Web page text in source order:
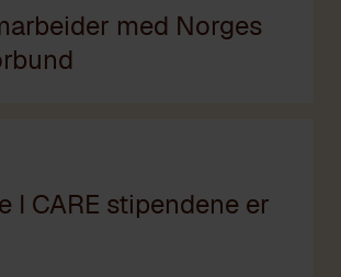
med Norges
I CARE stipendene er